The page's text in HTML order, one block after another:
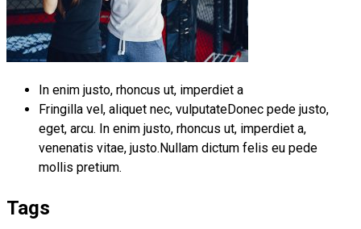
In enim justo, rhoncus ut, imperdiet a
Fringilla vel, aliquet nec, vulputateDonec pede justo,
eget, arcu. In enim justo, rhoncus ut, imperdiet a,
venenatis vitae, justo.Nullam dictum felis eu pede
mollis pretium.
Tags